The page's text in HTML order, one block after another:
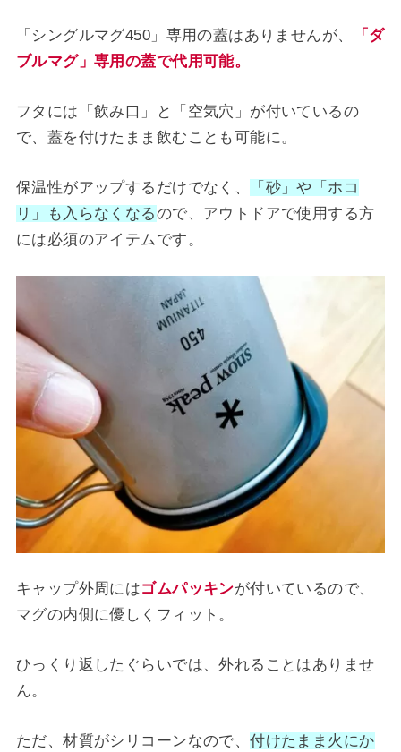
「シングルマグ450」専用の蓋はありませんが、
「ダ
ブルマグ」専用の蓋で代用可能。
フタには「飲み口」と「空気穴」が付いているの
で、蓋を付けたまま飲むことも可能に。
保温性がアップするだけでなく、
「砂」や「ホコ
リ」も入らなくなるので、アウトドアで使用する方
には必須のアイテムです。
キャップ外周にはゴムパッキンが付いているので、
マグの内側に優しくフィット。
ひっくり返したぐらいでは、外れることはありませ
ん。
ただ、材質がシリコーンなので、付けたまま火にか